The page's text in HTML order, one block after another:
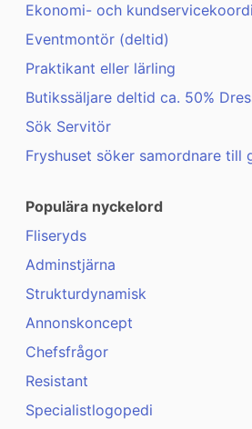
Ekonomi- och
Eventmontör (deltid)
Praktikant eller lärling
Butikssäljare deltid ca. 50%
Sök Servitör
Fryshuset söker samordnare till
Populära nyckelord
Fliseryds
Adminstjärna
Strukturdynamisk
Annonskoncept
Chefsfrågor
Resistant
Specialistlogopedi